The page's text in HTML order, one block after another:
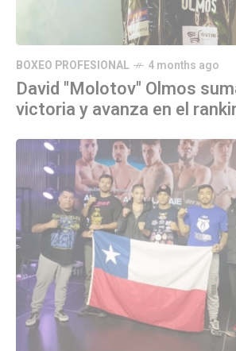
BOXEO PROFESIONAL 4 months ago
David "Molotov" Olmos
victoria y avanza en el